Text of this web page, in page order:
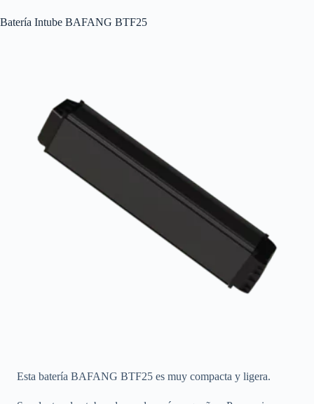
Batería Intube BAFANG BTF25
Esta batería BAFANG BTF25 es muy compacta y ligera.